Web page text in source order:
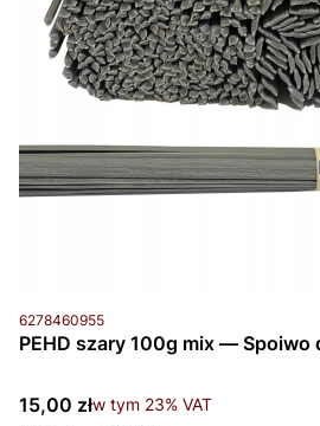
Kod produktu
6278460955
PEHD szary 100g mix — Spoiwo
Cena brutto
15,00 złw tym %s VAT
w tym 23% VAT